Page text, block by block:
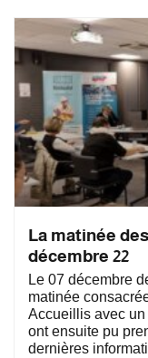
La matinée
décembre 22
Le 07 décembre
matinée
Accueillis avec
ont ensuite pu
dernières